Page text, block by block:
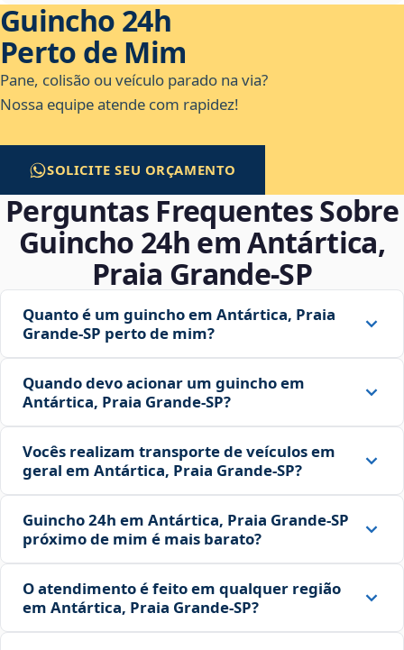
Guincho 24h
Perto de Mim
Pane, colisão ou veículo parado na via?
Nossa equipe atende com rapidez!
SOLICITE SEU ORÇAMENTO
Perguntas Frequentes Sobre
Guincho 24h em Antártica,
Praia Grande‑SP
Quanto é um guincho em Antártica, Praia
Grande‑SP perto de mim?
Quando devo acionar um guincho em
Antártica, Praia Grande‑SP?
Vocês realizam transporte de veículos em
geral em Antártica, Praia Grande‑SP?
Guincho 24h em Antártica, Praia Grande‑SP
próximo de mim é mais barato?
O atendimento é feito em qualquer região
em Antártica, Praia Grande‑SP?